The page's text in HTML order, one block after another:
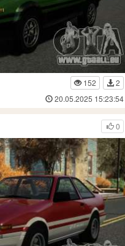
152
2
20.05.2025 15:23:54
0